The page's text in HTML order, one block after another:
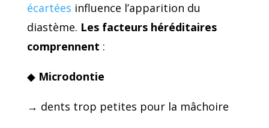
écartées influence l’apparition du
diastème. Les facteurs héréditaires
comprennent :
◆ Microdontie
→ dents trop petites pour la mâchoire